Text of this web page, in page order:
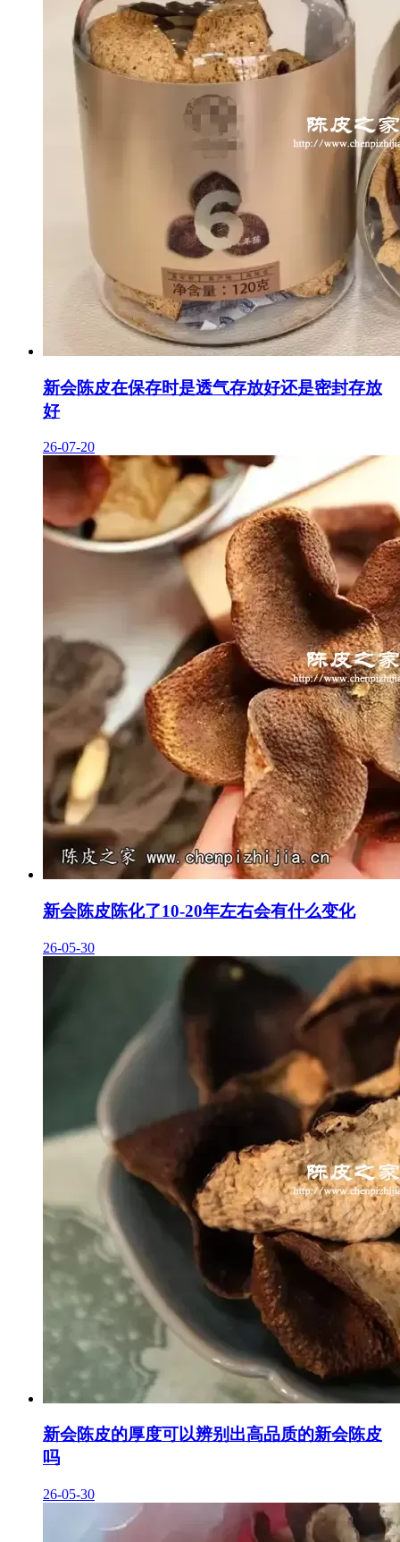
新会陈皮在保存时是透气存放好还是密封存放
好
26-07-20
新会陈皮陈化了10-20年左右会有什么变化
26-05-30
新会陈皮的厚度可以辨别出高品质的新会陈皮
吗
26-05-30